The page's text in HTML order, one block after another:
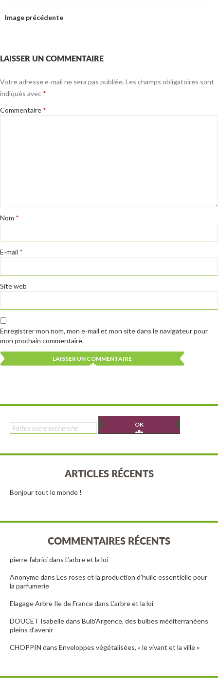
Image précédente
LAISSER UN COMMENTAIRE
Votre adresse e-mail ne sera pas publiée. Les champs obligatoires sont
indiqués avec *
Commentaire *
Nom *
E-mail *
Site web
Enregistrer mon nom, mon e-mail et mon site dans le navigateur pour
mon prochain commentaire.
Rechercher :
ARTICLES RÉCENTS
Bonjour tout le monde !
COMMENTAIRES RÉCENTS
pierre fabricidans L’arbre et la loi
Anonymedans Les roses et la production d’huile essentielle pour
la parfumerie
Elagage Arbre Ile de Francedans L’arbre et la loi
DOUCET Isabelledans Bulb'Argence, des bulbes méditerranéens
pleins d'avenir
CHOPPIN dans Enveloppes végétalisées, « le vivant et la ville »